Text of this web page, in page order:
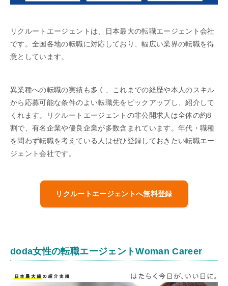
リクルートエージェントは、日本最大の転職エージェント会社
です。全国各地の転職に対応しており、幅広い業界の転職を得
意としています。
異業種への転職の実績も多く、これまでの経歴や本人のスキル
から応募可能な条件のよい転職先をピックアップし、紹介して
くれます。リクルートエージェントの非公開求人は全体の約8
割で、有名企業や優良企業が多数含まれています。年代・職種
を問わず転職を考えている人はぜひ登録しておきたい転職エー
ジェント会社です。
リクルートエージェントへ無料登録
doda女性の転職エージェントWoman Career